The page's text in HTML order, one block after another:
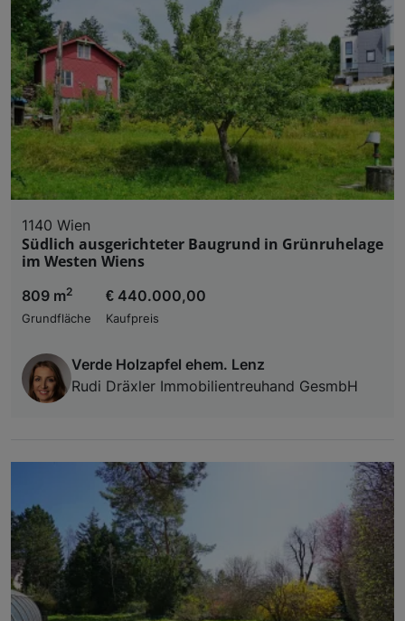
1140 Wien
Südlich ausgerichteter Baugrund in Grünruhelage
im Westen Wiens
809 m2
Grundfläche
€ 440.000,00
Kaufpreis
Verde Holzapfel ehem. Lenz
Rudi Dräxler Immobilientreuhand GesmbH